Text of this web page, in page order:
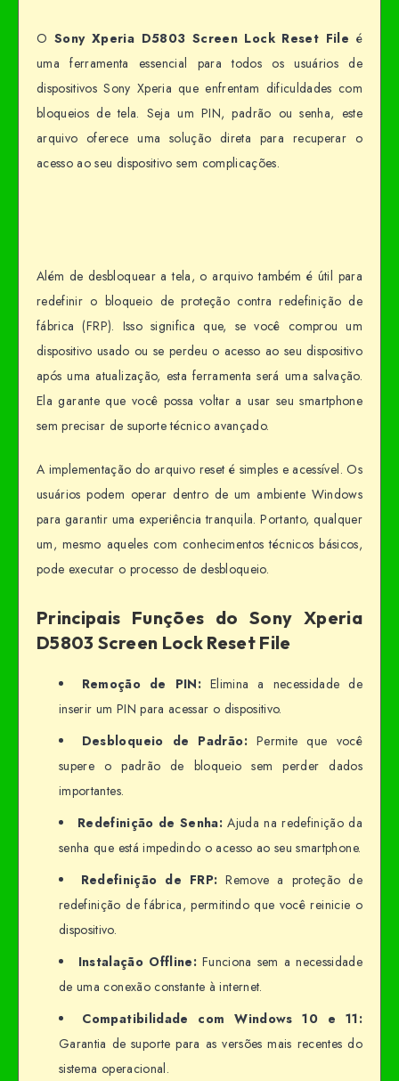
O Sony Xperia D5803 Screen Lock Reset File é
uma ferramenta essencial para todos os usuários de
dispositivos Sony Xperia que enfrentam dificuldades com
bloqueios de tela. Seja um PIN, padrão ou senha, este
arquivo oferece uma solução direta para recuperar o
acesso ao seu dispositivo sem complicações.
Além de desbloquear a tela, o arquivo também é útil para
redefinir o bloqueio de proteção contra redefinição de
fábrica (FRP). Isso significa que, se você comprou um
dispositivo usado ou se perdeu o acesso ao seu dispositivo
após uma atualização, esta ferramenta será uma salvação.
Ela garante que você possa voltar a usar seu smartphone
sem precisar de suporte técnico avançado.
A implementação do arquivo reset é simples e acessível. Os
usuários podem operar dentro de um ambiente Windows
para garantir uma experiência tranquila. Portanto, qualquer
um, mesmo aqueles com conhecimentos técnicos básicos,
pode executar o processo de desbloqueio.
Principais Funções do Sony Xperia
D5803 Screen Lock Reset File
Remoção de PIN:Elimina a necessidade de
inserir um PIN para acessar o dispositivo.
Desbloqueio de Padrão:Permite que você
supere o padrão de bloqueio sem perder dados
importantes.
Redefinição de Senha: Ajuda na redefinição da
senha que está impedindo o acesso ao seu smartphone.
Redefinição de FRP: Remove a proteção de
redefinição de fábrica, permitindo que você reinicie o
dispositivo.
Instalação Offline:Funciona sem a necessidade
de uma conexão constante à internet.
Compatibilidade com Windows 10 e 11:
Garantia de suporte para as versões mais recentes do
sistema operacional.